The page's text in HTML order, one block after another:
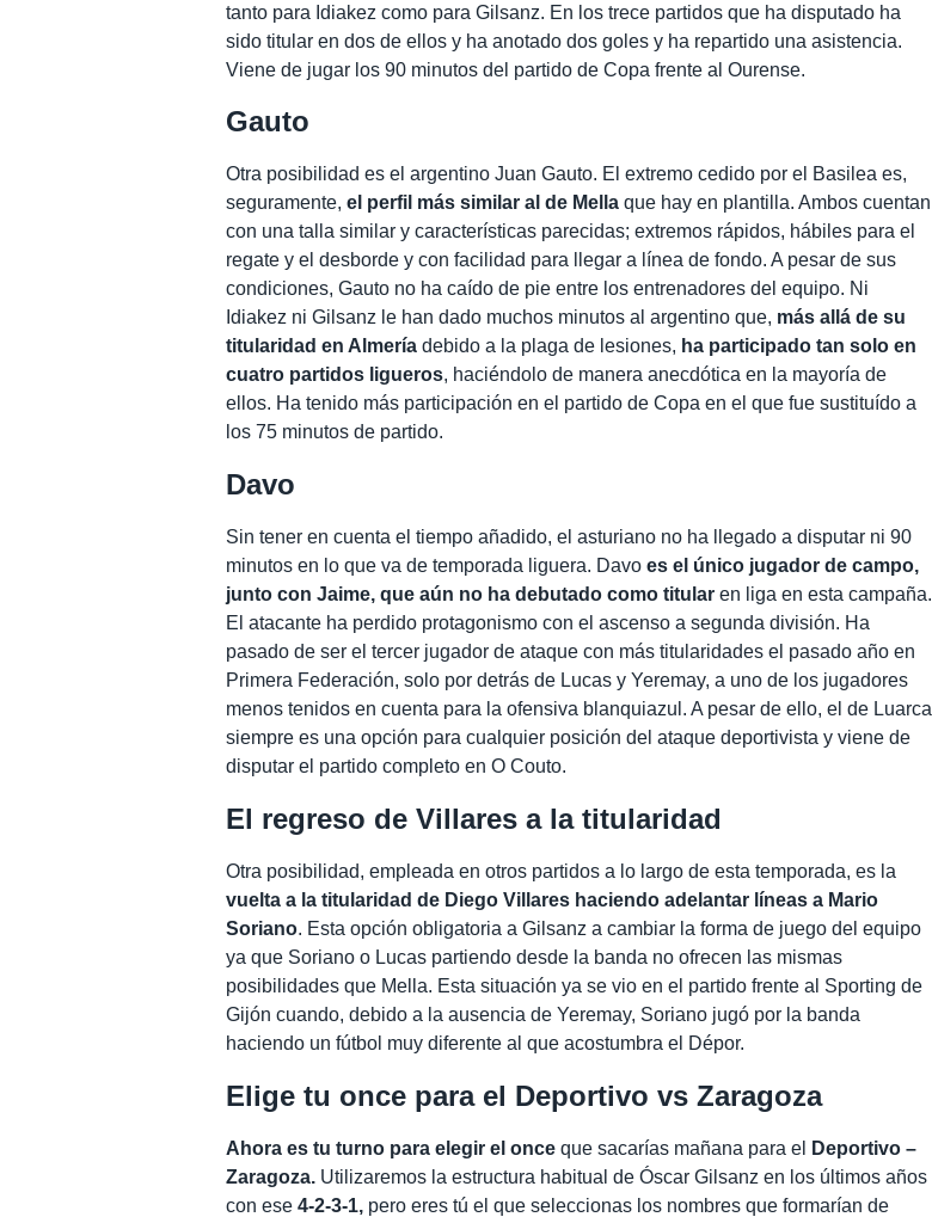
tanto para Idiakez como para Gilsanz. En los trece partidos que ha disputado ha
sido titular en dos de ellos y ha anotado dos goles y ha repartido una asistencia.
Viene de jugar los 90 minutos del partido de Copa frente al Ourense.
Gauto
Otra posibilidad es el argentino Juan Gauto. El extremo cedido por el Basilea es,
seguramente,el perfil más similar al de Mella que hay en plantilla. Ambos cuentan
con una talla similar y características parecidas; extremos rápidos, hábiles para el
regate y el desborde y con facilidad para llegar a línea de fondo. A pesar de sus
condiciones, Gauto no ha caído de pie entre los entrenadores del equipo. Ni
Idiakez ni Gilsanz le han dado muchos minutos al argentino que, más allá de su
titularidad en Almería debido a la plaga de lesiones, ha participado tan solo en
cuatro partidos ligueros, haciéndolo de manera anecdótica en la mayoría de
ellos. Ha tenido más participación en el partido de Copa en el que fue sustituído a
los 75 minutos de partido.
Davo
Sin tener en cuenta el tiempo añadido, el asturiano no ha llegado a disputar ni 90
minutos en lo que va de temporada liguera. Davoes el único jugador de campo,
junto con Jaime, que aún no ha debutado como titular en liga en esta campaña.
El atacante ha perdido protagonismo con el ascenso a segunda división. Ha
pasado de ser el tercer jugador de ataque con más titularidades el pasado año en
Primera Federación, solo por detrás de Lucas y Yeremay, a uno de los jugadores
menos tenidos en cuenta para la ofensiva blanquiazul. A pesar de ello, el de Luarca
siempre es una opción para cualquier posición del ataque deportivista y viene de
disputar el partido completo en O Couto.
El regreso de Villares a la titularidad
Otra posibilidad, empleada en otros partidos a lo largo de esta temporada, es la
vuelta a la titularidad de Diego Villares haciendo adelantar líneas a Mario
Soriano. Esta opción obligatoria a Gilsanz a cambiar la forma de juego del equipo
ya que Soriano o Lucas partiendo desde la banda no ofrecen las mismas
posibilidades que Mella. Esta situación ya se vio en el partido frente al Sporting de
Gijón cuando, debido a la ausencia de Yeremay, Soriano jugó por la banda
haciendo un fútbol muy diferente al que acostumbra el Dépor.
Elige tu once para el Deportivo vs Zaragoza
Ahora es tu turno para elegir el once que sacarías mañana para el
Deportivo –
Zaragoza. Utilizaremos la estructura habitual de Óscar Gilsanz en los últimos años
con ese4-2-3-1, pero eres tú el que seleccionas los nombres que formarían de